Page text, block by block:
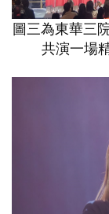
圖三為東華三
共演一場